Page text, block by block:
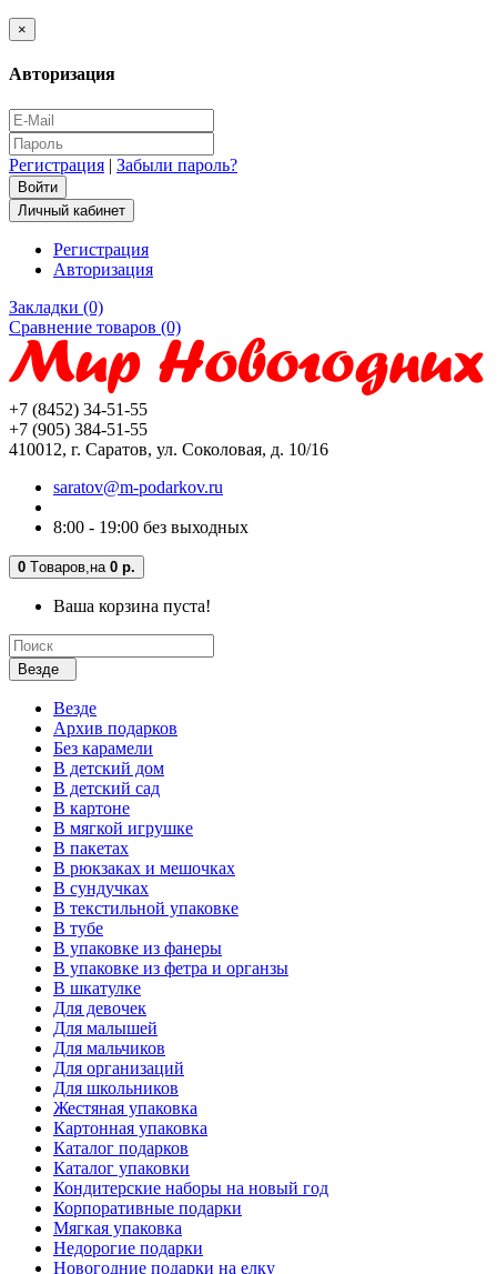
×
Авторизация
Регистрация | Забыли пароль?
Личный кабинет
Регистрация
Авторизация
Закладки (0)
Сравнение товаров (0)
+7 (8452) 34-51-55
+7 (905) 384-51-55
410012, г. Саратов, ул. Соколовая, д. 10/16
saratov@m-podarkov.ru
8:00 - 19:00 без выходных
0 Tоваров, на 0 р.
Ваша корзина пуста!
Везде
Везде
Архив подарков
Без карамели
В детский дом
В детский сад
В картоне
В мягкой игрушке
В пакетах
В рюкзаках и мешочках
В сундучках
В текстильной упаковке
В тубе
В упаковке из фанеры
В упаковке из фетра и органзы
В шкатулке
Для девочек
Для малышей
Для мальчиков
Для организаций
Для школьников
Жестяная упаковка
Картонная упаковка
Каталог подарков
Каталог упаковки
Кондитерские наборы на новый год
Корпоративные подарки
Мягкая упаковка
Недорогие подарки
Новогодние подарки на елку